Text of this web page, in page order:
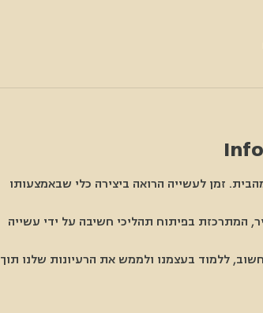
זמן לעשייה הרואה ביצירה כלי שבאמצעותו
המתרכזת בפיתוח תהליכי חשיבה על ידי עשייה
ללמוד בעצמנו ולממש את הרעיונות שלנו תוך